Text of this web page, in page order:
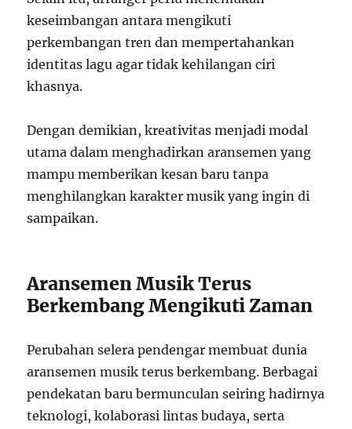
keseimbangan antara mengikuti
perkembangan tren dan mempertahankan
identitas lagu agar tidak kehilangan ciri
khasnya.
Dengan demikian, kreativitas menjadi modal
utama dalam menghadirkan aransemen yang
mampu memberikan kesan baru tanpa
menghilangkan karakter musik yang ingin di
sampaikan.
Aransemen Musik Terus
Berkembang Mengikuti Zaman
Perubahan selera pendengar membuat dunia
aransemen musik terus berkembang. Berbagai
pendekatan baru bermunculan seiring hadirnya
teknologi, kolaborasi lintas budaya, serta